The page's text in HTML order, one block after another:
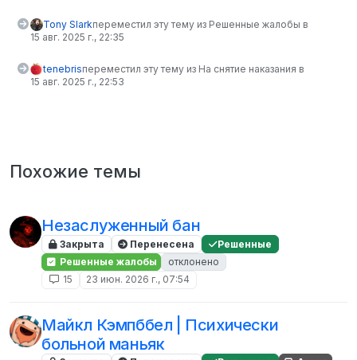
Tony Slarkпереместил эту тему из Решенные жалобы в
15 авг. 2025 г., 22:35
tenebrisпереместил эту тему из На снятие наказания в
15 авг. 2025 г., 22:53
Похожие темы
Незаслуженный бан
Закрыта Перенесена
Решенные
Решенные жалобы
отклонено
15
23 июн. 2026 г., 07:54
Майкл Кэмпббел | Психически
больной маньяк